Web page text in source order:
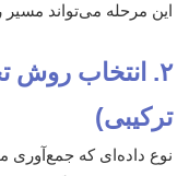
این مرحله می‌تواند
۲. انتخاب روش
ترکیبی)
نوع داده‌ای که جمع‌آوری